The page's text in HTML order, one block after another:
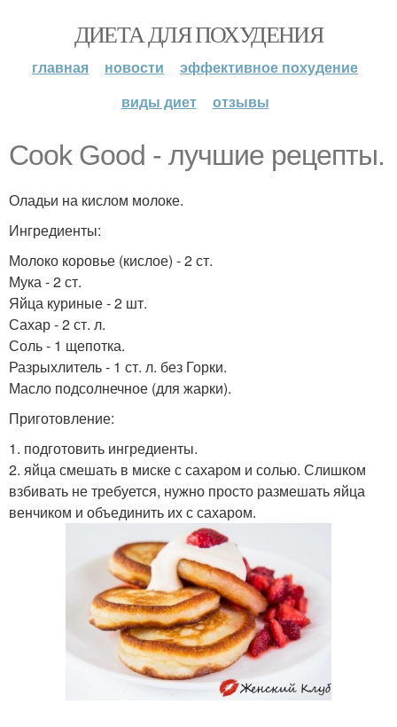
ДИЕТА ДЛЯ ПОХУДЕНИЯ
главная новости
эффективное похудение
виды диет
отзывы
Cook Good - лучшие рецепты.
Оладьи на кислом молоке.
Ингредиенты:
Молоко коровье (кислое) - 2 ст.
Мука - 2 ст.
Яйца куриные - 2 шт.
Сахар - 2 ст. л.
Соль - 1 щепотка.
Разрыхлитель - 1 ст. л. без Горки.
Масло подсолнечное (для жарки).
Приготовление:
1. подготовить ингредиенты.
2. яйца смешать в миске с сахаром и солью. Слишком
взбивать не требуется, нужно просто размешать яйца
венчиком и объединить их с сахаром.